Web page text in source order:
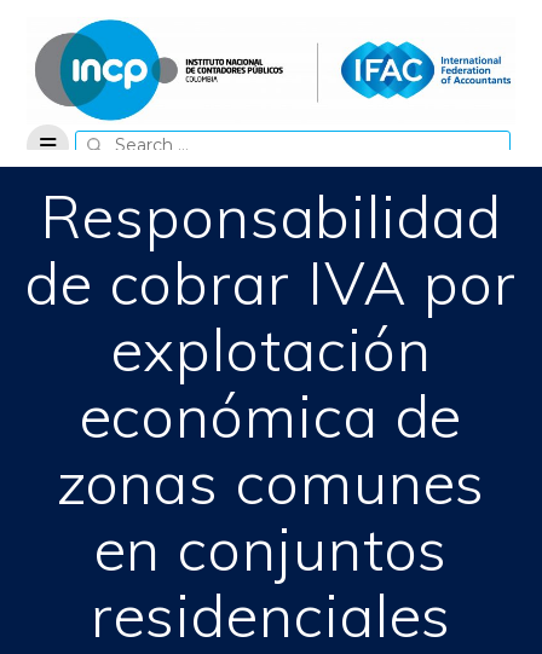
content
Search
for:
Responsabilidad
de cobrar IVA por
explotación
económica de
zonas comunes
en conjuntos
residenciales